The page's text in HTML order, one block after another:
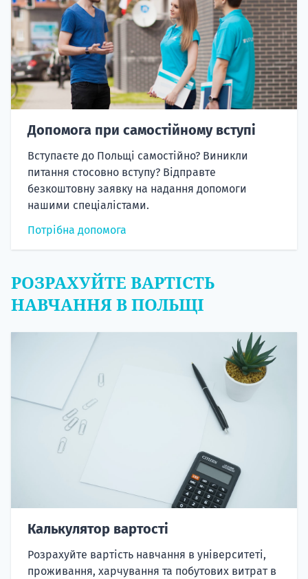
Допомога при самостійному вступі
Вступаєте до Польщі самостійно? Виникли
питання стосовно вступу? Відправте
безкоштовну заявку на надання допомоги
нашими спеціалістами.
Потрібна допомога
РОЗРАХУЙТЕ ВАРТІСТЬ
НАВЧАННЯ В ПОЛЬЩІ
Калькулятор вартості
Розрахуйте вартість навчання в університеті,
проживання, харчування та побутових витрат в